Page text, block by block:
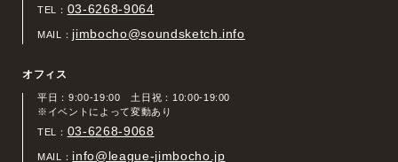
TEL： 03-6268-9064
MAIL： jimbocho@soundsketch.info
オフィス
平日：9:00-19:00 土日祝：10:00-19:00
※イベントによって変動あり
TEL： 03-6268-9068
MAIL： info@league-jimbocho.jp